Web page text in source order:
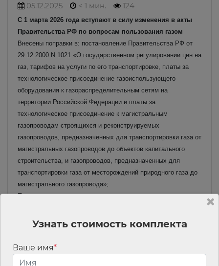
05.12.2025 < 1 мин. 124
С 1 марта 2026 года вступают в силу изменения в акты
Правительства РФ по вопросам пользования газом
Внесены поправки в: постановление Правительства РФ от
29.12.2000 N 1021 «О государственном регулировании цен на
газ, тарифов на услуги по его транспортировке, платы за
технологическое присоединение газоиспользующего
оборудования к газораспределительным сетям на
территории Российской Федерации и платы за
технологическое присоединение к магистральным
газопроводам строящихся и реконструируемых
газопроводов, предназначенных для транспортировки газа от
магистральных газопроводов до объектов капитального
строительства, и газопроводов, предназначенных для
транспортировки газа от месторождений природного газа до
магистрального газопровода»;
Правила поставки газа для обеспечения коммунально-
Правила пользования газом в части обеспечения
внутридомового и внутриквартирного газового оборудования
при предоставлении коммунальной услуги по
Узнать стоимость комплекта
Ваше имя*